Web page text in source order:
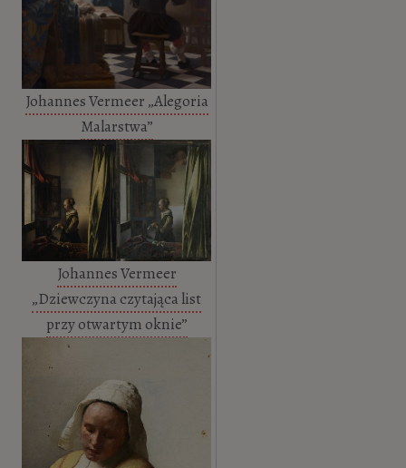
Johannes Vermeer „Alegoria
Malarstwa”
Johannes Vermeer
„Dziewczyna czytająca list
przy otwartym oknie”